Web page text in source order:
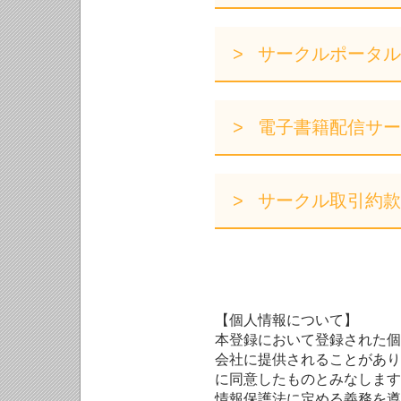
サークルポータ
電子書籍配信サ
サークル取引約款
【個人情報について】
本登録において登録された
会社に提供されることがあ
に同意したものとみなしま